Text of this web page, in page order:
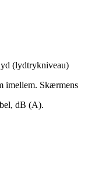
(lydtrykniveau)
imellem. Skærmens
dB (A).